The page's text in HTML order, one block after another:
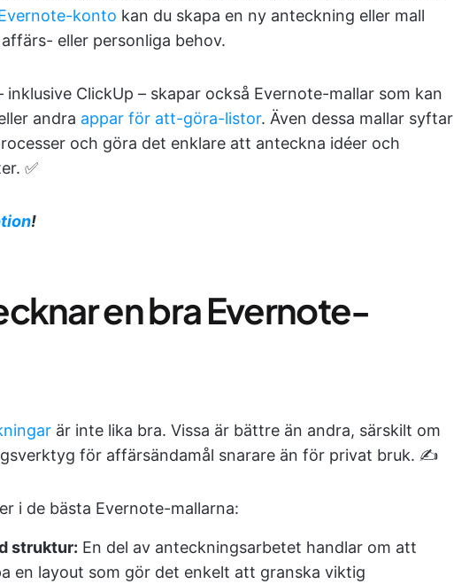
konto kan du skapa en ny anteckning eller mall
eller personliga behov.
ClickUp – skapar också Evernote-mallar som kan
andra appar för att-göra-listor. Även dessa mallar syftar
och göra det enklare att anteckna idéer och
✅
!
en bra Evernote-
är inte lika bra. Vissa är bättre än andra, särskilt om
för affärsändamål snarare än för privat bruk. ✍️
i de bästa Evernote-mallarna:
struktur: En del av anteckningsarbetet handlar om att
en layout som gör det enkelt att granska viktig